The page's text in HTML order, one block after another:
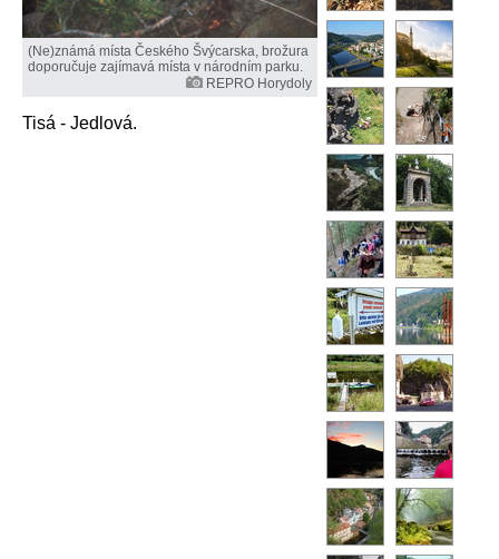
(Ne)známá místa Českého Švýcarska, brožura
doporučuje zajímavá místa v národním parku.
REPRO Horydoly
Tisá - Jedlová.